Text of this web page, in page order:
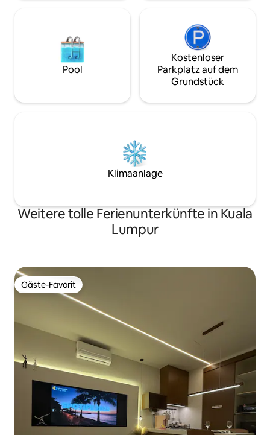
Pool
Kostenloser
Parkplatz auf dem
Grundstück
Klimaanlage
Weitere tolle Ferienunterkünfte in Kuala
Lumpur
Gäste-Favorit
Gäste-Favorit